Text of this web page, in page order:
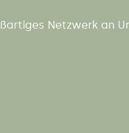
Netzwerk an